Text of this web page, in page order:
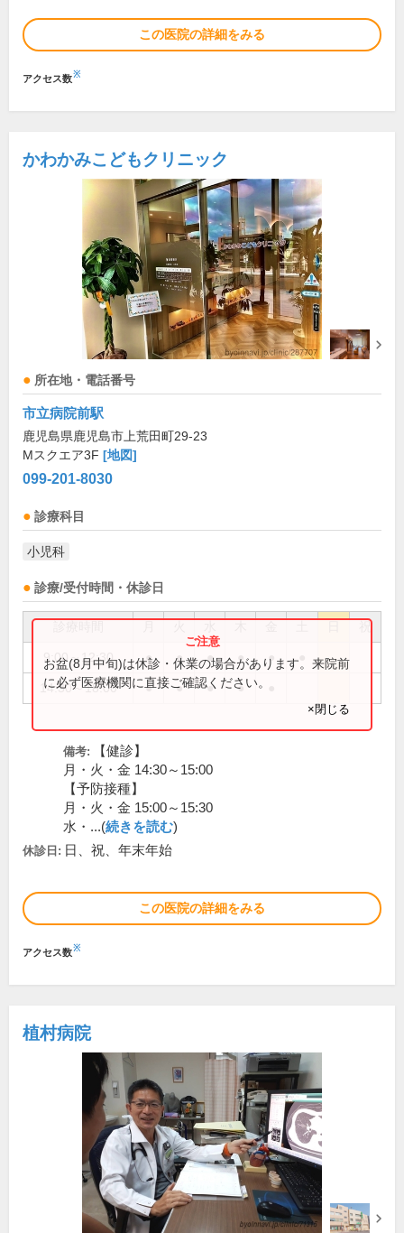
この医院の詳細をみる
アクセス数※
かわかみこどもクリニック
所在地・電話番号
市立病院前駅
鹿児島県鹿児島市上荒田町29-23
Mスクエア3F [地図]
099-201-8030
診療科目
小児科
診療/受付時間・休診日
祝
9:00～12:30 ● ● ● ● ●
14:30～18:00 ● ● ● ●
お盆(8月中旬)は休診・休業の場合があります。来院前
に必ず医療機関に直接ご確認ください。
×閉じる
備考:
【健診】
月・火・金 14:30～15:00
【予防接種】
月・火・金 15:00～15:30
水・...(続きを読む)
休診日: 日、祝、年末年始
この医院の詳細をみる
アクセス数※
植村病院